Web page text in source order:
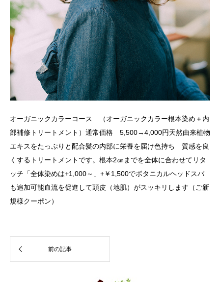
オーガニックカラーコース （オーガニックカラー根本染め＋内
部補修トリートメント）通常価格 5,500→4,000円天然由来植物
エキスをたっぷりと配合髪の内部に栄養を届け色持ち 質感を良
くするトリートメントです。根本2㎝までを全体に合わせてリタ
ッチ「全体染めは+1,000～」+￥1,500でボタニカルヘッドスパ
も追加可能血流を促進して頭皮（地肌）がスッキリします（ご新
規様クーポン）